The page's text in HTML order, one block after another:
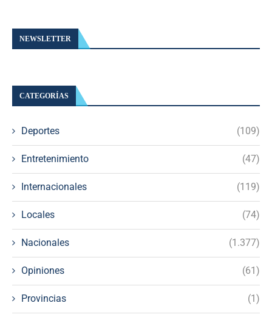
NEWSLETTER
CATEGORÍAS
Deportes (109)
Entretenimiento (47)
Internacionales (119)
Locales (74)
Nacionales (1.377)
Opiniones (61)
Provincias (1)